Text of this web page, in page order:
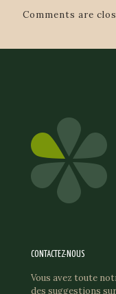
Comments are
CONTACTEZ-NOUS
Vous avez toute
des suggestions